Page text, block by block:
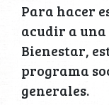
Para hacer
acudir a una
Bienestar,
programa
generales.